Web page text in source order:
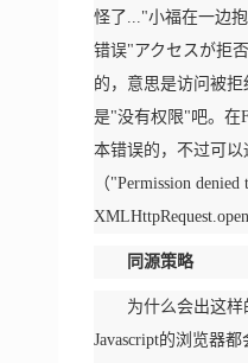
怪了..."小福在一边
错误"アクセスが拒
的，意思是访问被
是"没有权限"吧。在
本错误的，不过可以
（"Permission
同源策略
为什么会出这
Javascript的浏览器